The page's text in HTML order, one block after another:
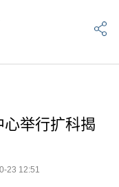
心举行扩科揭
23 12:51